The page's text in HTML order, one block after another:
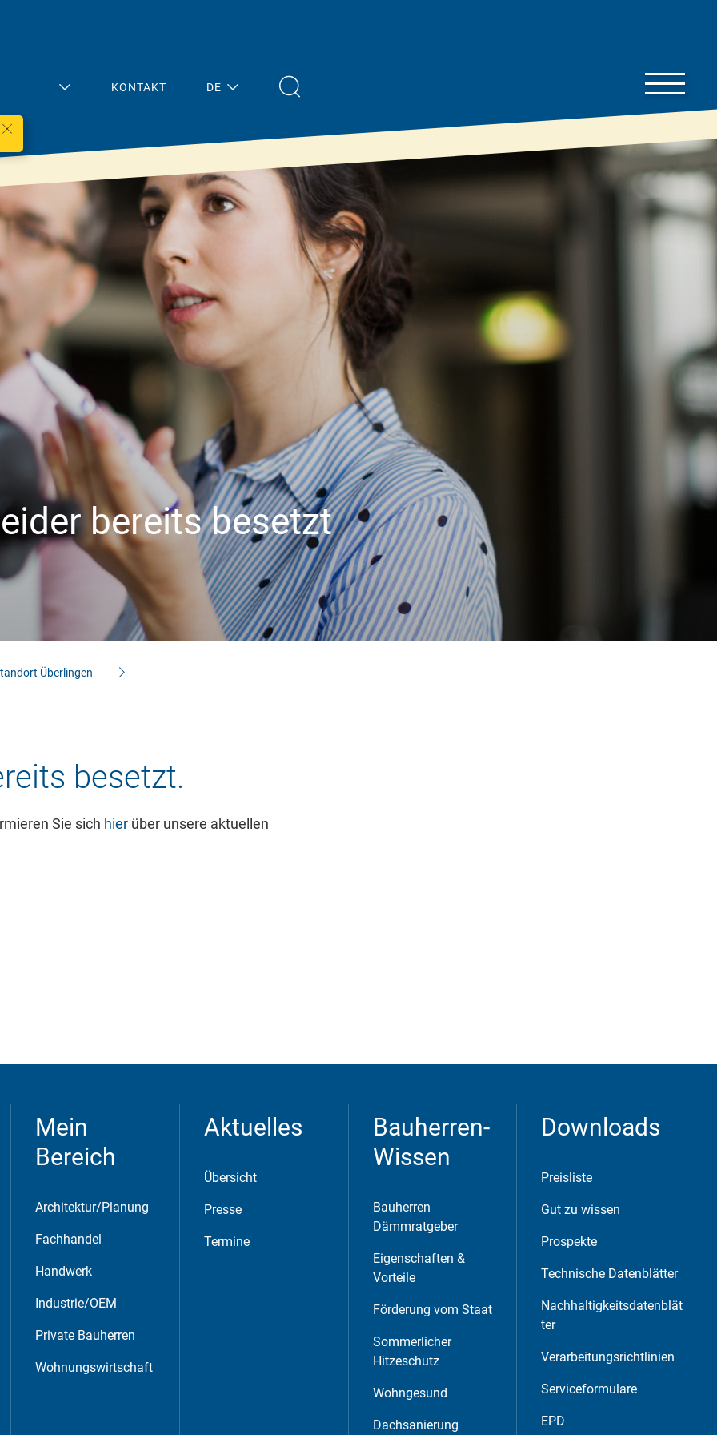
KONTAKT DE
Mein
Bereich
Architektur/Planun
Fachhandel
Handwerk
Industrie/OEM
Private Bauherren
Wohnungswirtsch
aft
Aktuelles
Presse
Termine
Bauherren-
Wissen
Bauherren
Dämmratgeber
Eigenschaften &
Vorteile
Förderung vom
Staat
Sommerlicher
Hitzeschutz
Wohngesund
Dachsanierung
Raumgewinn
Feuchteresistent
Hartschaum aus
Polyurethan
Downloads
Prospekte
Datenblätter
Zertifizierung
bereits besetzt
Überlingen
besetzt.
Sie sich hier über unsere aktuellen
Mein
Bereich
Architektur/Planung
Fachhandel
Handwerk
Industrie/OEM
Private Bauherren
Wohnungswirtschaft
Aktuelles
Übersicht
Presse
Termine
Bauherren-
Wissen
Bauherren
Dämmratgeber
Eigenschaften &
Vorteile
Förderung vom Staat
Sommerlicher
Hitzeschutz
Wohngesund
Dachsanierung
Downloads
Preisliste
Gut zu wissen
Prospekte
Technische Datenblätter
Nachhaltigkeitsdatenblät
ter
Verarbeitungsrichtlinien
Serviceformulare
EPD
benötigt und helfen dabei, unsere Website nutzbar zu machen sowie Zugriffe auf
um anonymes Tracking zu aktivieren. Hierbei werden können anonymisierte Daten an